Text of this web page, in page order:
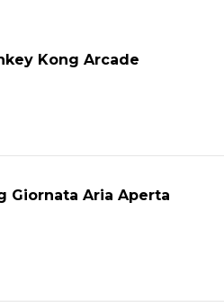
Kong Arcade
Giornata Aria Aperta